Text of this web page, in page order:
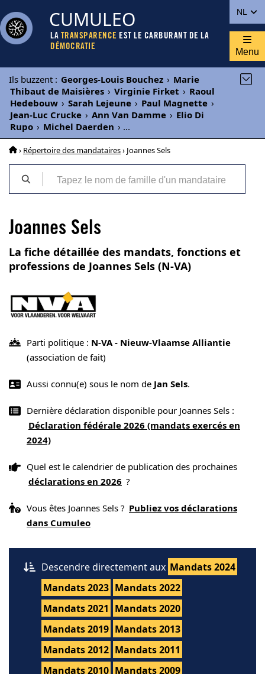
NL
CUMULEO
LA TRANSPARENCE EST LE CARBURANT DE LA
DÉMOCRATIE
Menu
Ils buzzent : Georges-Louis Bouchez › Marie
Thibaut de Maisières › Virginie Firket › Raoul
Hedebouw › Sarah Lejeune › Paul Magnette ›
Jean-Luc Crucke › Ann Van Damme › Elio Di
Rupo › Michel Daerden › ...
› Répertoire des mandataires› Joannes Sels
Joannes Sels
La fiche détaillée des mandats, fonctions et
professions de Joannes Sels (N-VA)
Parti politique : N-VA - Nieuw-Vlaamse Alliantie
(association de fait)
Aussi connu(e) sous le nom de Jan Sels.
Dernière déclaration disponible pour Joannes Sels :
Déclaration fédérale 2026 (mandats exercés en
2024)
Quel est le calendrier de publication des prochaines
déclarations en 2026 ?
Vous êtes Joannes Sels ? Publiez vos déclarations
dans Cumuleo
Descendre directement aux Mandats 2024
Mandats 2023 Mandats 2022
Mandats 2021 Mandats 2020
Mandats 2019 Mandats 2013
Mandats 2012 Mandats 2011
Mandats 2010 Mandats 2009